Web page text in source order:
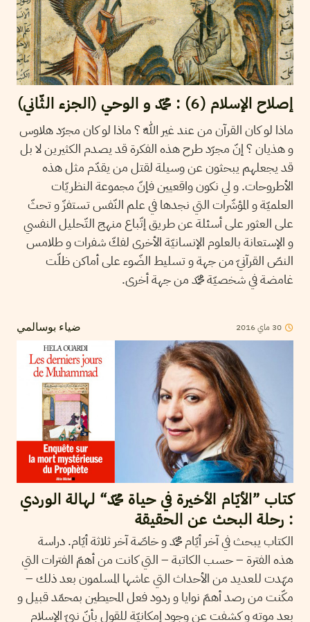
إصلاح الإسلام (6) : محمّد و الوحي (الجزء الثّاني)
ماذا لو كان القرآن من عند غير اللّه ؟ ماذا لو كان مجرّد هلاوس
و هذيان ؟ إنّ مجرّد طرح هذه الفكرة قد يصدم الكثيرين لا بل
قد يجعلهم يبحثون عن وسيلة لقتل من يقدّم مثل هذه
الأطروحات. و لي نكون واقعيين فإنّ مجموعة النظريّات
العلميّة و المؤشّرات التي نجدها في علم النّفس تستفزّ و تحثّ
على العثور على أسئلة عن طريق إتّباع منهج التّحليل النفسي
و الإستعانة بالعلوم الإنسانيّة الأخرى لفكّ شفرات و طلامس
النصّ القرآنيّ من جهة و تسليط الضّوء على أماكن ظلّت
غامضة في شخصيّة محمّد من جهة أخرى.
ضياء بوسالمي 30 ماي2016
كتاب ”الأيّام الأخيرة في حياة محمّد“ لهالة الوردي
: رحلة البحث عن الحقيقة
الكتاب يبحث في آخر أيّام محمّد و خاصّة آخر ثلاثة أيّام. دراسة
هذه الفترة – حسب الكاتبة – التي كانت من أهمّ الفترات التي
مهّدت للعديد من الأحداث التي عاشها المسلمون بعد ذلك –
مكّنت من رصد أهمّ نوايا و ردود فعل المحيطين بمحمّد قبيل و
بعد موته و كشفت عن وجود إمكانيّة للقول بأنّ نبيّ الإسلام